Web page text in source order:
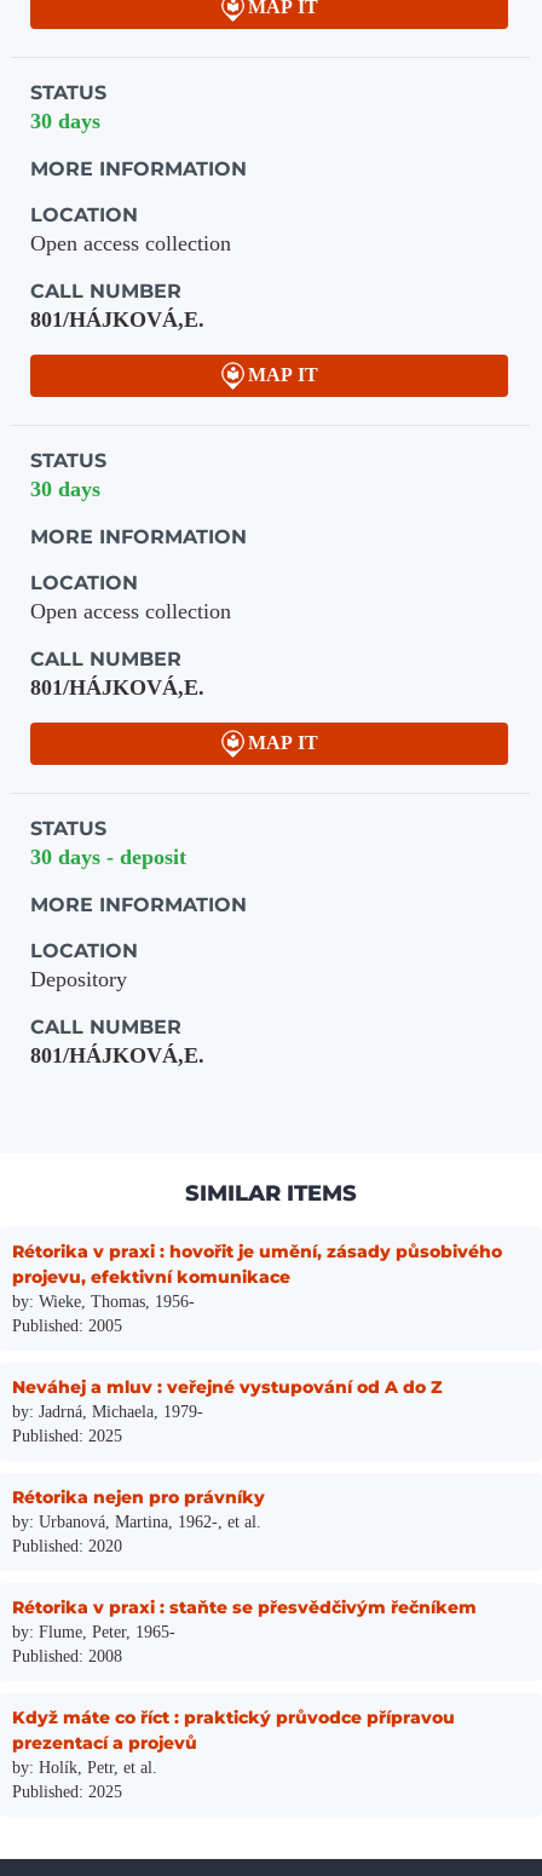
MAP IT
STATUS
30 days
MORE INFORMATION
LOCATION
Open access collection
CALL NUMBER
801/HÁJKOVÁ,E.
MAP IT
STATUS
30 days
MORE INFORMATION
LOCATION
Open access collection
CALL NUMBER
801/HÁJKOVÁ,E.
MAP IT
STATUS
30 days - deposit
MORE INFORMATION
LOCATION
Depository
CALL NUMBER
801/HÁJKOVÁ,E.
SIMILAR ITEMS
Rétorika v praxi : hovořit je umění, zásady působivého
projevu, efektivní komunikace
by: Wieke, Thomas, 1956-
Published: 2005
Neváhej a mluv : veřejné vystupování od A do Z
by: Jadrná, Michaela, 1979-
Published: 2025
Rétorika nejen pro právníky
by: Urbanová, Martina, 1962-, et al.
Published: 2020
Rétorika v praxi : staňte se přesvědčivým řečníkem
by: Flume, Peter, 1965-
Published: 2008
Když máte co říct : praktický průvodce přípravou
prezentací a projevů
by: Holík, Petr, et al.
Published: 2025